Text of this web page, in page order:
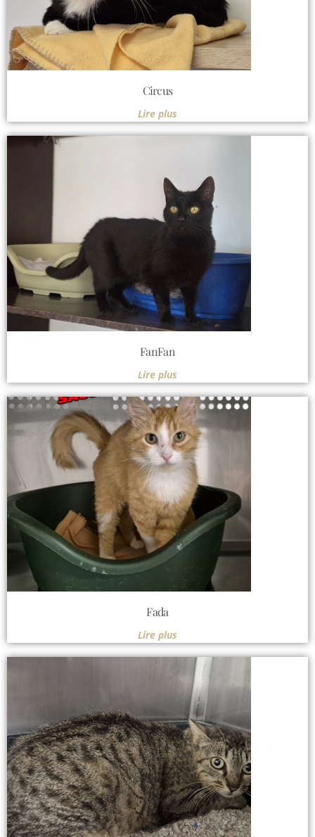
Circus
Lire plus
FanFan
Lire plus
Fada
Lire plus